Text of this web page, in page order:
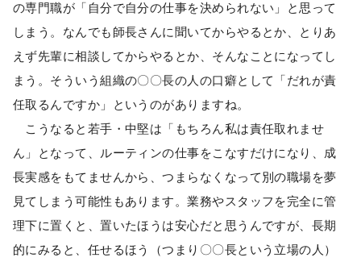
の専門職が「自分で自分の仕事を決められない」と思って
しまう。なんでも師長さんに聞いてからやるとか、とりあ
えず先輩に相談してからやるとか、そんなことになってし
まう。そういう組織の〇〇長の人の口癖として「だれが責
任取るんですか」というのがありますね。
こうなると若手・中堅は「もちろん私は責任取れませ
ん」となって、ルーティンの仕事をこなすだけになり、成
長実感をもてませんから、つまらなくなって別の職場を夢
見てしまう可能性もあります。業務やスタッフを完全に管
理下に置くと、置いたほうは安心だと思うんですが、長期
的にみると、任せるほう（つまり〇〇長という立場の人）